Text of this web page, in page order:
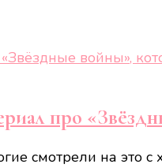
про
смотрели на это